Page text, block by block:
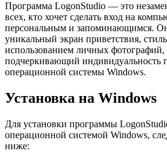
Программа LogonStudio — это
всех, кто хочет сделать вход на
персональным и запоминающимся.
уникальный экран приветствия,
использованием личных фотографий,
подчеркивающий индивидуальность
операционной системы Windows.
Установка на Windows
Для установки программы
операционной системой Windows,
ниже: